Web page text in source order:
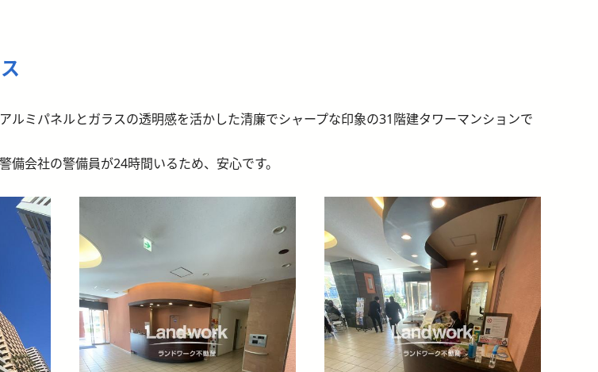
ルミパネルとガラスの透明感を活かした清廉でシャープな印象の31階建タワーマンションで
備会社の警備員が24時間いるため、安心です。